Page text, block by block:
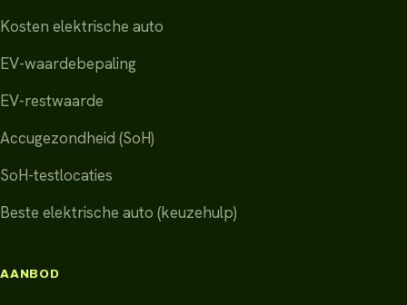
Kosten elektrische auto
EV-waardebepaling
EV-restwaarde
Accugezondheid (SoH)
SoH-testlocaties
Beste elektrische auto (keuzehulp)
AANBOD